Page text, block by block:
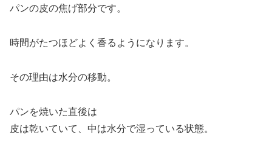
パンの皮の焦げ部分です。
時間がたつほどよく香るようになります。
その理由は水分の移動。
パンを焼いた直後は
皮は乾いていて、中は水分で湿っている状態。